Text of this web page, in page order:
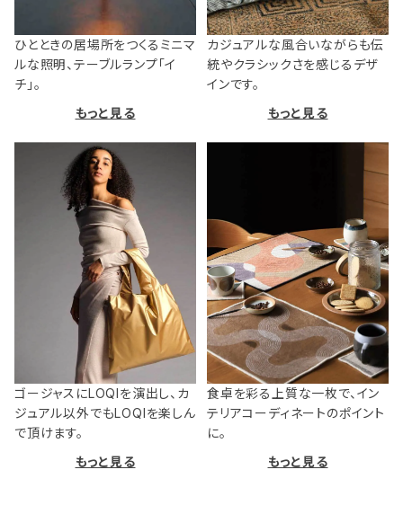
ひとときの居場所をつくるミニマ
ルな照明、テーブルランプ「イ
チ」。
もっと見る
カジュアルな風合いながらも伝
統やクラシックさを感じるデザ
インです。
もっと見る
ゴージャスにLOQIを演出し、カ
ジュアル以外でもLOQIを楽しん
で頂けます。
もっと見る
食卓を彩る上質な一枚で、イン
テリアコーディネートのポイント
に。
もっと見る